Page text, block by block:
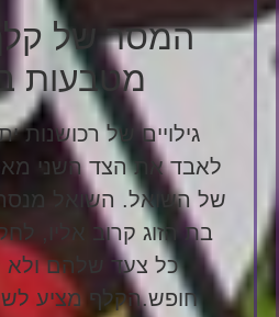
המסר של
מטבעות
גילויים של רכושנות
לאבד את הצד השני
של השואל. השואל
בת הזוג קרוב אליו,
כל צעד שלהם
חופש.הקלף מציע